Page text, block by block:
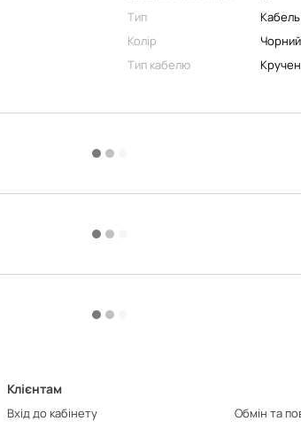
Тип
Кабель
Колір
Чорний
Тип кабелю
Клієнтам
Вхід до кабінету
Обмін та